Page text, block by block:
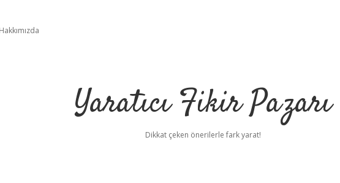
Hakkımızda
Yaratıcı Fikir Pazarı
Dikkat çeken önerilerle fark yarat!